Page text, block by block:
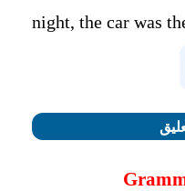
night, the car was